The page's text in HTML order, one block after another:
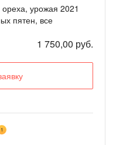
урожая 2021
пятен, все
1 750,00 руб.
1